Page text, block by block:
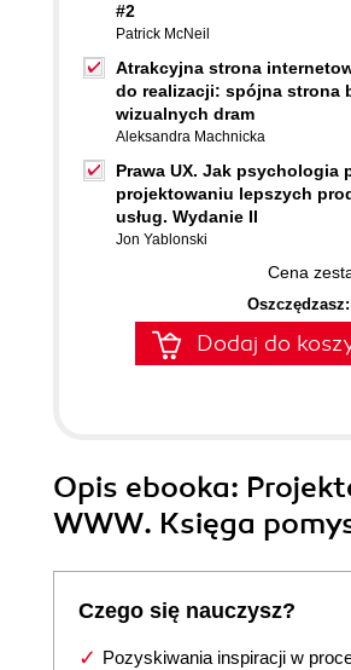
#2
Patrick McNeil
Atrakcyjna strona
do realizacji: spójna strona
wizualnych dram
Aleksandra Machnicka
Prawa UX. Jak psychologia
projektowaniu lepszych
usług. Wydanie II
Jon Yablonski
Cena
Oszczędzasz:
Dodaj do
Opis ebooka:
WWW. Księga
Czego się nauczysz?
Pozyskiwania inspiracji w